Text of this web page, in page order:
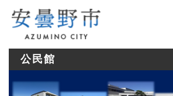
メニューを飛ばして本文
公民館